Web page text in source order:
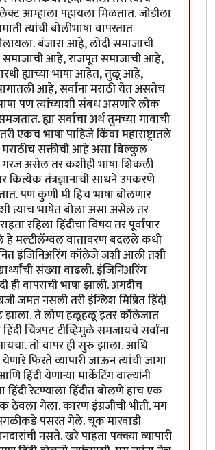
आम्हाला पहायला मिळतात. जोडीला
त्यांची बोलीभाषा वापरतात
बंजारा आहे, लोदी समाजाची
आहे, राजपूत समाजाची आहे,
ह्याच्या भाषा आहेत, तुळू आहे,
आहे, सर्वांना मराठी येत असतेच
पण त्यांच्याशी संबध असणारे लोक
ह्या सर्वाचा अर्थ तुमच्या गावाची
एकच भाषा पाहिजे किंवा महाराष्ट्रातले
सक्तीची आहे असा बिल्कुल
गरज असेल तर कशीही भाषा शिकली
कित्येक तंत्रज्ञानाची साधने उपकरणे
पण कुणी मी हिच भाषा बोलणार
त्याच भाषेत बोला असा असेल तर
रहिला हिंदीचा विषय तर पूर्वापार
मल्टीलँग्वल वातावरण बदलले कधी
इंजिनिअरिंग कॉलेजे जशी आली तशी
संख्या वाढली. इंजिनिअरिंग
ही वापराची भाषा झाली. अगदीच
जमत नसली तरी इंग्लिश मिष्रित हिंदी
झाला. ते लोण हळूहळू इतर कॉलेजात
चित्रपट टीव्हिमुळे समजायचे सर्वांना
तो वापर ही सुरु झाला. आधि
फिरते व्यापारी जाऊन त्यांची जागा
हिंदी येणार्‍या मार्केटिंग वाल्यांनी
हिंदी रेटण्याला हिंदीत बोलणे हाच एक
ठेवला गेला. कारण इंग्रजीची भीती. मग
पसरत गेले. चूक मारवाडी
नसते. खरे पाहता पक्क्या व्यापारी